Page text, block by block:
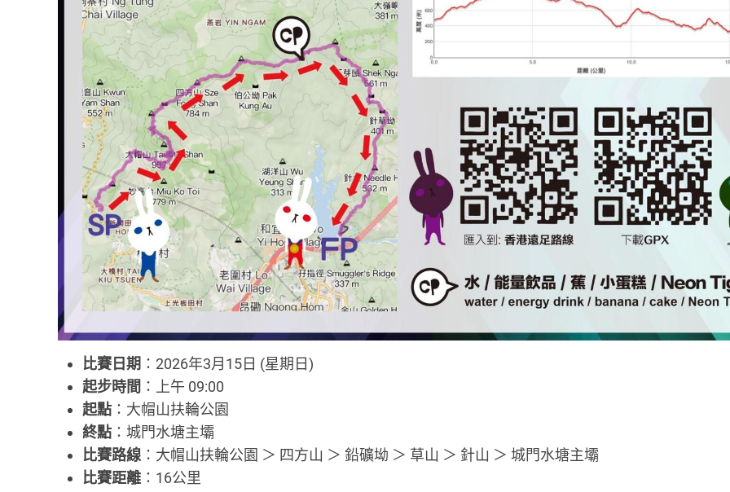
比賽日期 ：2026年3月15日 (星期日)
起步時間 ：上午 09:00
起點 ：大帽山扶輪公園
終點 ：城門水塘主壩
比賽路線 ：大帽山扶輪公園 ＞ 四方山 ＞ 鉛礦坳 ＞ 草山 ＞ 針山 ＞ 城門水塘主壩
比賽距離 ：16公里